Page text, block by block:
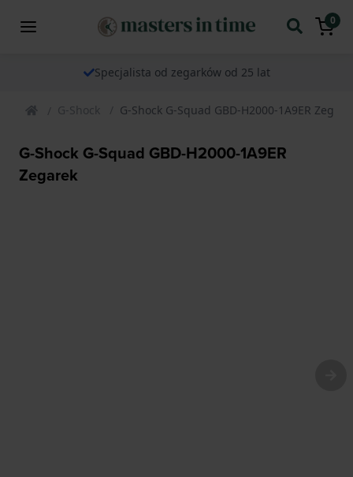
0
Specjalista od zegarków od 25 lat
G-Shock G-Shock G-Squad GBD-H2000-1A9ER
G-Shock G-Squad GBD-H2000-1A9ER
Zegarek